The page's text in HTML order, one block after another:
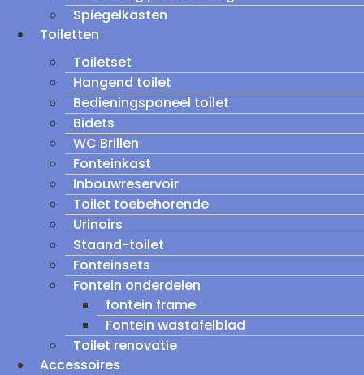
Spiegelkasten
Toiletten
Toiletset
Hangend toilet
Bedieningspaneel toilet
Bidets
WC Brillen
Fonteinkast
Inbouwreservoir
Toilet toebehorende
Urinoirs
Staand-toilet
Fonteinsets
Fontein onderdelen
fontein frame
Fontein wastafelblad
Toilet renovatie
Accessoires